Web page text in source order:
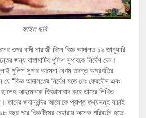
ফাইল ছবি
ওপর বাদী নারাজী দিলে বিজ্ঞ আদালত ১৬ জানুয়ারি
জন্য রাঙ্গামাটির পুলিশ সুপারকে নির্দেশ দেন।
পুলিশ সুপার আমেনা বেগম তদন্ত অগ্রগতির
যে “বিজ্ঞ আদালতের নির্দেশ মতে লেঃ ফেরদৌস এবং
আহমেদকে জিজ্ঞাসাবাদ করে তাদের লিখিত
তাদের জবানবন্দির আলোকে প্রাপ্ত তথ্যসমূহ যাচাই
বছর পরে ভিকটিমের চেহারায় অনেক পরিবর্তন হতে